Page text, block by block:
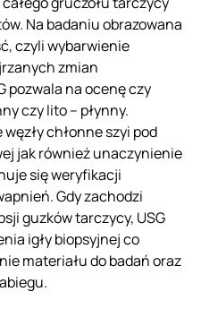
Na badaniu obrazowana
czyli wybarwienie
zmian
pozwala na ocenę czy
czy lito – płynny.
chłonne szyi pod
jak również unaczynienie
się weryfikacji
Gdy zachodzi
guzków tarczycy, USG
igły biopsyjnej co
materiału do badań oraz